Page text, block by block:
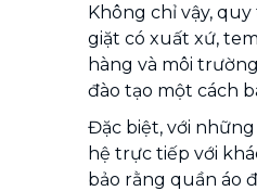
Không chỉ vậy,
giặt có xuất xứ,
hàng và môi
đào tạo một cách
Đặc biệt, với những
hệ trực tiếp với
bảo rằng quần áo